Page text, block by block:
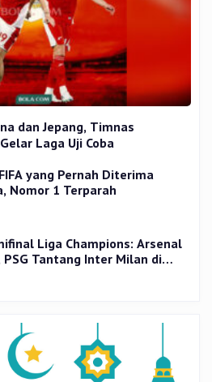
dan Jepang, Timnas
Laga Uji Coba
yang Pernah Diterima
Nomor 1 Terparah
Liga Champions: Arsenal
PSG Tantang Inter Milan di